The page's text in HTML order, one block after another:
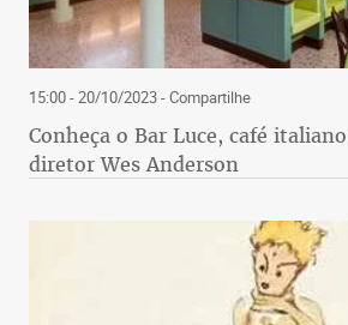
15:00 - 20/10/2023- Compartilhe
Conheça o Bar Luce, café
diretor Wes Anderson